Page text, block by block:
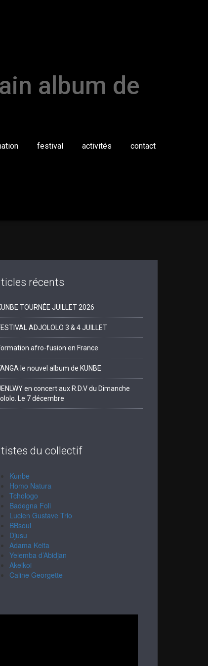
festival activités contact
album de
récents
TOURNÉE JUILLET 2026
ADJOLOLO 3 & 4 JUILLET
afro-fusion en France
le nouvel album de KUNBE
en concert aux R.D.V du Dimanche
Le 7 décembre
du collectif
Kunbe
Homo Natura
Tchologo
Badegna Foli
Lucien Gustave Trio
BBsoul
Djusu
Adama Keita
Yelemba d’Abidjan
Akeikoi
Caline Georgette